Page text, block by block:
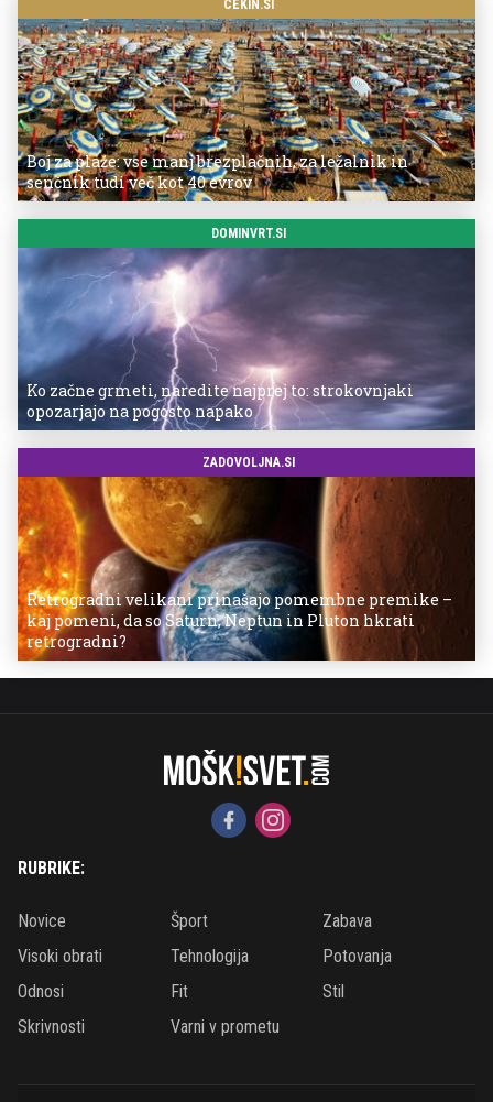
CEKIN.SI
Boj za plaže: vse manj brezplačnih, za ležalnik in
senčnik tudi več kot 40 evrov
DOMINVRT.SI
Ko začne grmeti, naredite najprej to: strokovnjaki
opozarjajo na pogosto napako
ZADOVOLJNA.SI
Retrogradni velikani prinašajo pomembne premike –
kaj pomeni, da so Saturn, Neptun in Pluton hkrati
retrogradni?
RUBRIKE:
Novice Šport
Zabava
Visoki obrati
Tehnologija
Potovanja
Odnosi
Fit
Stil
Skrivnosti
Varni v prometu